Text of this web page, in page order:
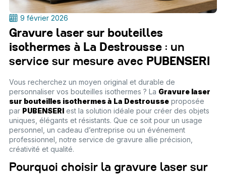
9 février 2026
Gravure laser sur bouteilles
isothermes à La Destrousse: un
service sur mesure avec PUBENSERI
Vous recherchez un moyen original et durable de
personnaliser vos bouteilles isothermes ? La Gravure laser
sur bouteilles isothermes à La Destrousseproposée
par PUBENSERIest la solution idéale pour créer des objets
uniques, élégants et résistants. Que ce soit pour un usage
personnel, un cadeau d’entreprise ou un événement
professionnel, notre service de gravure allie précision,
créativité et qualité.
Pourquoi choisir la gravure laser sur